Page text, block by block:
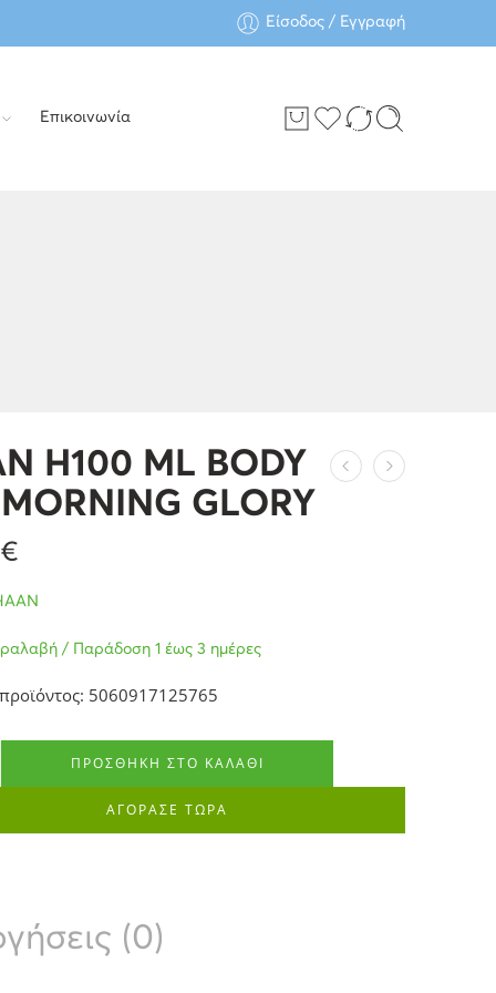
Είσοδος / Εγγραφή
Επικοινωνία
H100 ML BODY
GLORY
€
/ Παράδοση 1 έως 3 ημέρες
5060917125765
ΠΡΟΣΘΉΚΗ ΣΤΟ ΚΑΛΆΘΙ
ΑΓΟΡΑΣΕ ΤΩΡΑ
(0)